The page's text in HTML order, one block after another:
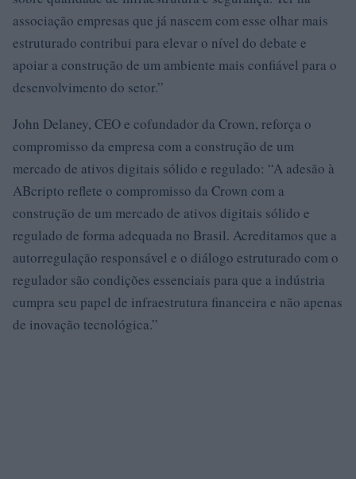
associação empresas que já nascem com esse olhar mais
estruturado contribui para elevar o nível do debate e
apoiar a construção de um ambiente mais confiável para o
desenvolvimento do setor.”
John Delaney, CEO e cofundador da Crown, reforça o
compromisso da empresa com a construção de um
mercado de ativos digitais sólido e regulado: “A adesão à
ABcripto reflete o compromisso da Crown com a
construção de um mercado de ativos digitais sólido e
regulado de forma adequada no Brasil. Acreditamos que a
autorregulação responsável e o diálogo estruturado com o
regulador são condições essenciais para que a indústria
cumpra seu papel de infraestrutura financeira e não apenas
de inovação tecnológica.”